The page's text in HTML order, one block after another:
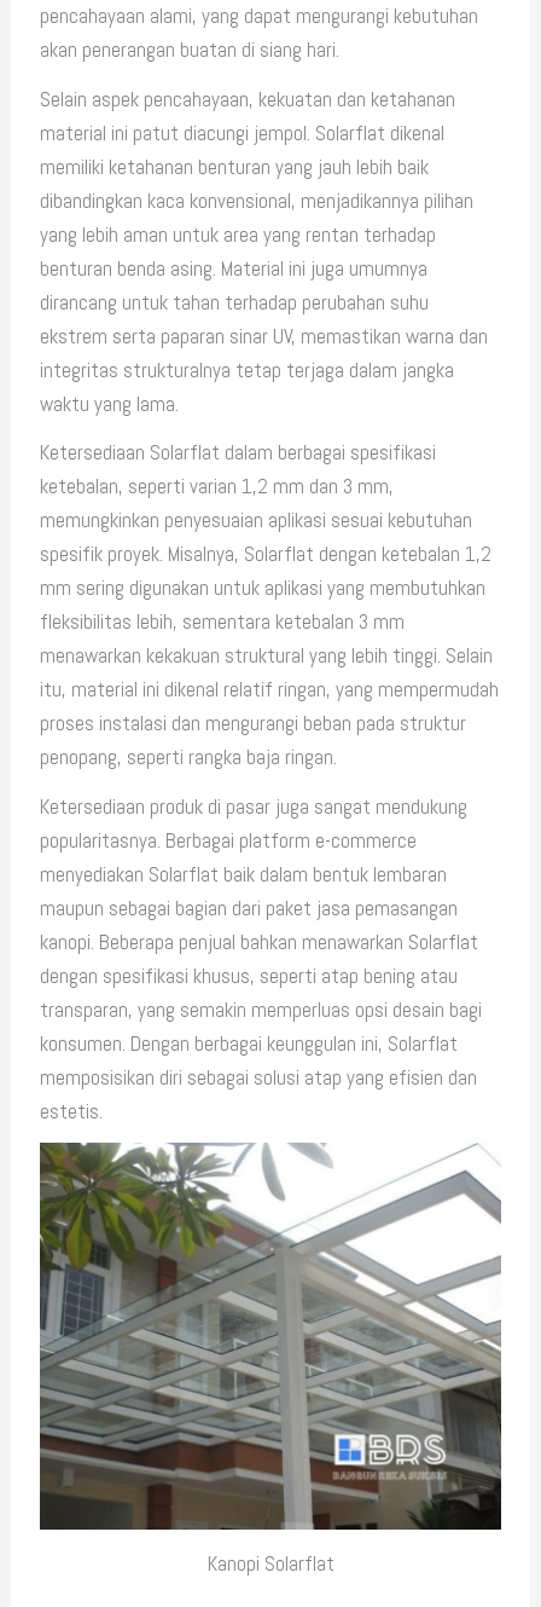
pencahayaan alami, yang dapat mengurangi kebutuhan
akan penerangan buatan di siang hari.
Selain aspek pencahayaan, kekuatan dan ketahanan
material ini patut diacungi jempol. Solarflat dikenal
memiliki ketahanan benturan yang jauh lebih baik
dibandingkan kaca konvensional, menjadikannya pilihan
yang lebih aman untuk area yang rentan terhadap
benturan benda asing. Material ini juga umumnya
dirancang untuk tahan terhadap perubahan suhu
ekstrem serta paparan sinar UV, memastikan warna dan
integritas strukturalnya tetap terjaga dalam jangka
waktu yang lama.
Ketersediaan Solarflat dalam berbagai spesifikasi
ketebalan, seperti varian 1,2 mm dan 3 mm,
memungkinkan penyesuaian aplikasi sesuai kebutuhan
spesifik proyek. Misalnya, Solarflat dengan ketebalan 1,2
mm sering digunakan untuk aplikasi yang membutuhkan
fleksibilitas lebih, sementara ketebalan 3 mm
menawarkan kekakuan struktural yang lebih tinggi. Selain
itu, material ini dikenal relatif ringan, yang mempermudah
proses instalasi dan mengurangi beban pada struktur
penopang, seperti rangka baja ringan.
Ketersediaan produk di pasar juga sangat mendukung
popularitasnya. Berbagai platform e-commerce
menyediakan Solarflat baik dalam bentuk lembaran
maupun sebagai bagian dari paket jasa pemasangan
kanopi. Beberapa penjual bahkan menawarkan Solarflat
dengan spesifikasi khusus, seperti atap bening atau
transparan, yang semakin memperluas opsi desain bagi
konsumen. Dengan berbagai keunggulan ini, Solarflat
memposisikan diri sebagai solusi atap yang efisien dan
estetis.
Kanopi Solarflat